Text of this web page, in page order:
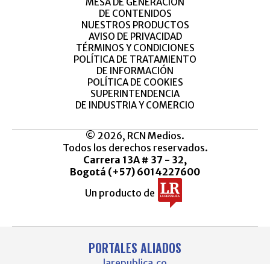
DE CONTENIDOS
NUESTROS PRODUCTOS
AVISO DE PRIVACIDAD
TÉRMINOS Y CONDICIONES
POLÍTICA DE TRATAMIENTO
DE INFORMACIÓN
POLÍTICA DE COOKIES
SUPERINTENDENCIA
DE INDUSTRIA Y COMERCIO
© 2026, RCN Medios.
Todos los derechos reservados.
Carrera 13A # 37 - 32,
Bogotá (+57) 6014227600
Un producto de
PORTALES ALIADOS